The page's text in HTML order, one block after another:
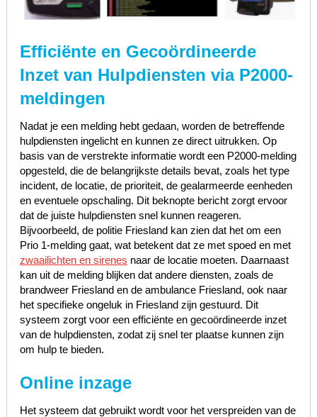
Efficiënte en Gecoördineerde
Inzet van Hulpdiensten via P2000-
meldingen
Nadat je een melding hebt gedaan, worden de betreffende
hulpdiensten ingelicht en kunnen ze direct uitrukken. Op
basis van de verstrekte informatie wordt een P2000-melding
opgesteld, die de belangrijkste details bevat, zoals het type
incident, de locatie, de prioriteit, de gealarmeerde eenheden
en eventuele opschaling. Dit beknopte bericht zorgt ervoor
dat de juiste hulpdiensten snel kunnen reageren.
Bijvoorbeeld, de politie Friesland kan zien dat het om een
Prio 1-melding gaat, wat betekent dat ze met spoed en met
zwaailichten en sirenes naar de locatie moeten. Daarnaast
kan uit de melding blijken dat andere diensten, zoals de
brandweer Friesland en de ambulance Friesland, ook naar
het specifieke ongeluk in Friesland zijn gestuurd. Dit
systeem zorgt voor een efficiënte en gecoördineerde inzet
van de hulpdiensten, zodat zij snel ter plaatse kunnen zijn
om hulp te bieden.
Online inzage
Het systeem dat gebruikt wordt voor het verspreiden van de